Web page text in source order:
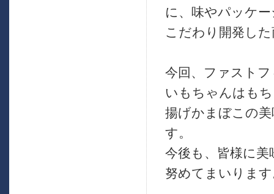
に、味やパッケ
こだわり開発し
今回、ファスト
いもちゃんはも
揚げかまぼこの
す。
今後も、皆様に
努めてまいりま